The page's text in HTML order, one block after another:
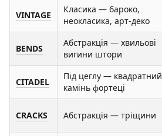
VINTAGE
Класика — бароко,
неокласика, арт-деко
BENDS
Абстракція — хвильові
вигини штори
CITADEL
Під цеглу — квадратний
камінь фортеці
CRACKS Абстракція — тріщини